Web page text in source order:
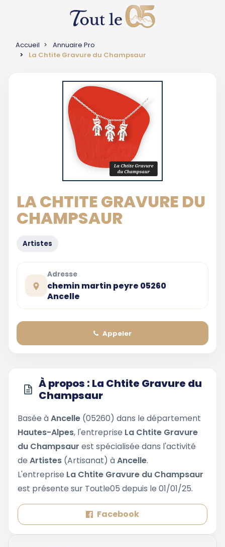
Accueil
Annuaire Pro
La Chtite Gravure du Champsaur
LA CHTITE GRAVURE DU
CHAMPSAUR
Artistes
Adresse
chemin martin peyre 05260
Ancelle
Appeler
À propos : La Chtite Gravure du
Champsaur
Basée àAncelle (05260) dans le département
Hautes-Alpes, l'entreprise La Chtite Gravure
du Champsaur est spécialisée dans l'activité
de Artistes (Artisanat) àAncelle.
L'entreprise La Chtite Gravure du Champsaur
est présente sur Toutle05 depuis le 01/01/25.
Facebook